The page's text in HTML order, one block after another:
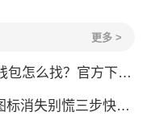
更多 >
找？官方下载渠道全解析
别慌三步快速找回你的钱包